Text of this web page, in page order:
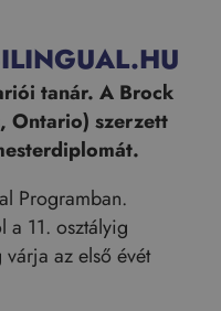
tanár. A Brock
Ontario) szerzett
Programban.
a 11. osztályig
az első évét